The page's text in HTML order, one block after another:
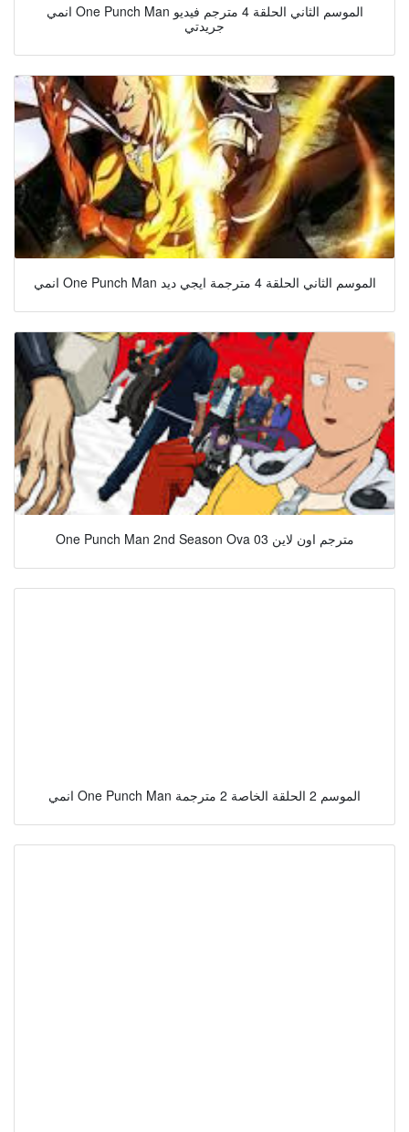
انمي One Punch Man الموسم الثاني الحلقة 4 مترجم فيديو
جريدتي
انمي One Punch Man الموسم الثاني الحلقة 4 مترجمة ايجي ديد
One Punch Man 2nd Season Ova 03 مترجم اون لاين
انمي One Punch Man الموسم 2 الحلقة الخاصة 2 مترجمة